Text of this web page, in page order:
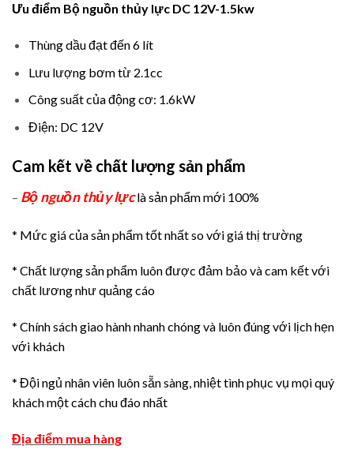
Ưu điểm Bộ nguồn thủy lực DC 12V-1.5kw
Thùng dầu đạt đến 6 lít
Lưu lượng bơm từ 2.1cc
Công suất của động cơ: 1.6kW
Điện: DC 12V
Cam kết về chất lượng sản phẩm
– Bộ nguồn thủy lựclà sản phẩm mới 100%
* Mức giá của sản phẩm tốt nhất so với giá thị trường
* Chất lượng sản phẩm luôn được đảm bảo và cam kết với
chất lương như quảng cáo
* Chính sách giao hành nhanh chóng và luôn đúng với lịch hẹn
với khách
* Đội ngủ nhân viên luôn sẵn sàng, nhiệt tình phục vụ mọi quý
khách một cách chu đáo nhất
Địa điểm mua hàng